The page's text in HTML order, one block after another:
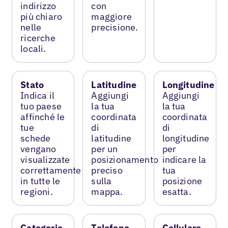
indirizzo
più chiaro
nelle
ricerche
locali.
con
maggiore
precisione.
Stato
Indica il
tuo paese
affinché le
tue
schede
vengano
visualizzate
correttamente
in tutte le
regioni.
Latitudine
Aggiungi
la tua
coordinata
di
latitudine
per un
posizionamento
preciso
sulla
mappa.
Longitudine
Aggiungi
la tua
coordinata
di
longitudine
per
indicare la
tua
posizione
esatta.